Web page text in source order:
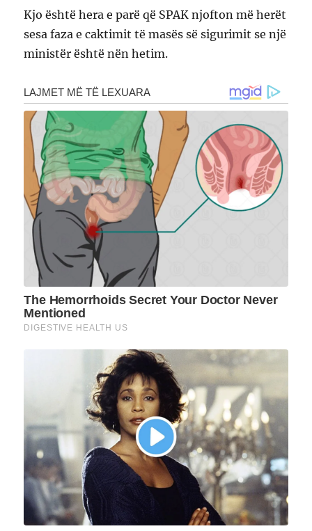
Kjo është hera e parë që SPAK njofton më herët
sesa faza e caktimit të masës së sigurimit se një
ministër është nën hetim.